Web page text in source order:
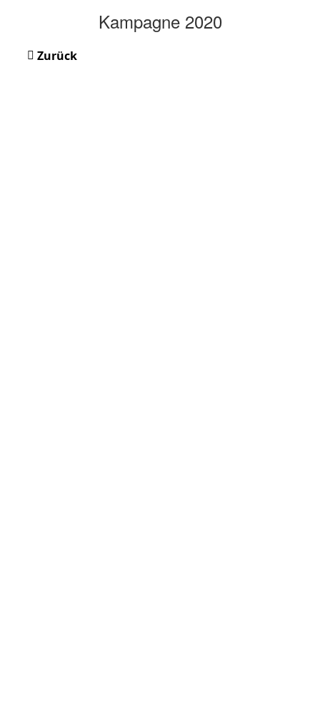
Kampagne 2020
Zurück